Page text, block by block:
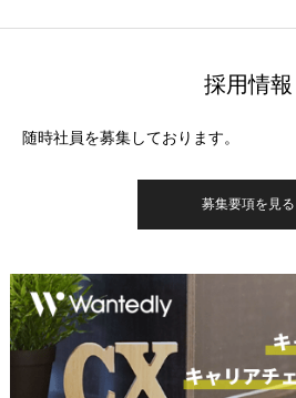
採用情報
随時社員を募集しております。
募集要項を見る